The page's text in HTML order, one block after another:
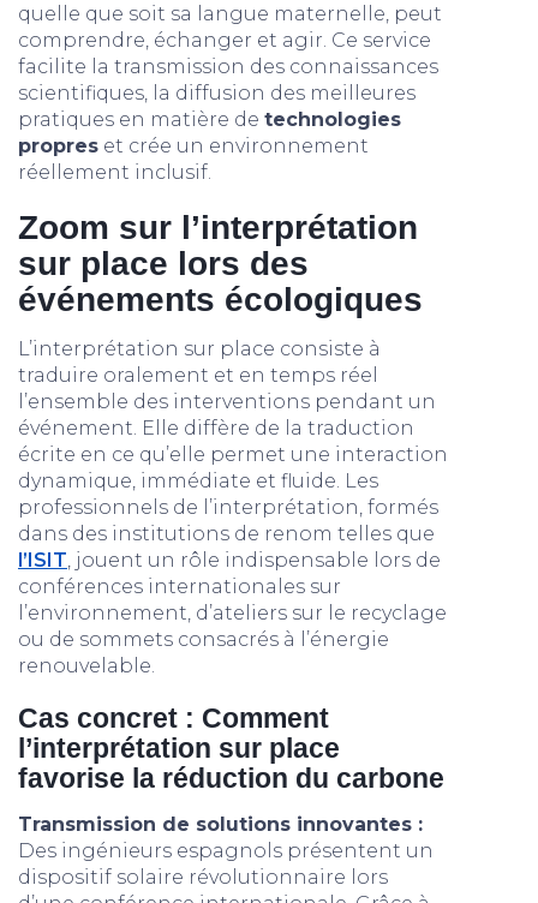
quelle que soit sa langue maternelle, peut
comprendre, échanger et agir. Ce service
facilite la transmission des connaissances
scientifiques, la diffusion des meilleures
pratiques en matière de technologies
propres et crée un environnement
réellement inclusif.
Zoom sur l’interprétation
sur place lors des
événements écologiques
L’interprétation sur place consiste à
traduire oralement et en temps réel
l’ensemble des interventions pendant un
événement. Elle diffère de la traduction
écrite en ce qu’elle permet une interaction
dynamique, immédiate et fluide. Les
professionnels de l’interprétation, formés
dans des institutions de renom telles que
l’ISIT, jouent un rôle indispensable lors de
conférences internationales sur
l’environnement, d’ateliers sur le recyclage
ou de sommets consacrés à l’énergie
renouvelable.
Cas concret : Comment
l’interprétation sur place
favorise la réduction du carbone
Transmission de solutions innovantes :
Des ingénieurs espagnols présentent un
dispositif solaire révolutionnaire lors